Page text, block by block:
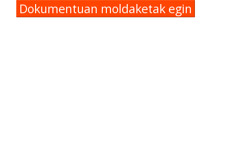
Dokumentuan moldaketak egin